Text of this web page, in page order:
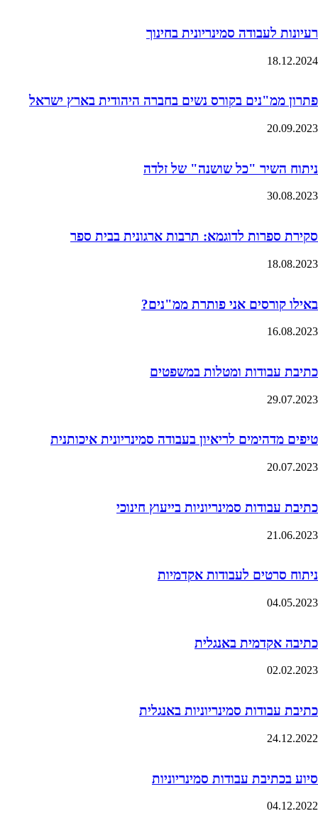
רעיונות לעבודה סמינריונית בחינוך
18.12.2024
פתרון ממ"נים בקורס נשים בחברה היהודית בארץ ישראל
20.09.2023
ניתוח השיר "כל שושנה" של זלדה
30.08.2023
סקירת ספרות לדוגמא: תרבות ארגונית בבית ספר
18.08.2023
באילו קורסים אני פותרת ממ"נים?
16.08.2023
כתיבת עבודות ומטלות במשפטים
29.07.2023
טיפים מדהימים לריאיון בעבודה סמינריונית איכותנית
20.07.2023
כתיבת עבודות סמינריוניות בייעוץ חינוכי
21.06.2023
ניתוח סרטים לעבודות אקדמיות
04.05.2023
כתיבה אקדמית באנגלית
02.02.2023
כתיבת עבודות סמינריוניות באנגלית
24.12.2022
סיוע בכתיבת עבודות סמינריוניות
04.12.2022